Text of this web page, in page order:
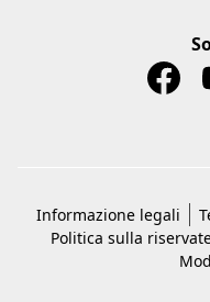
Informazione legali
Politica sulla